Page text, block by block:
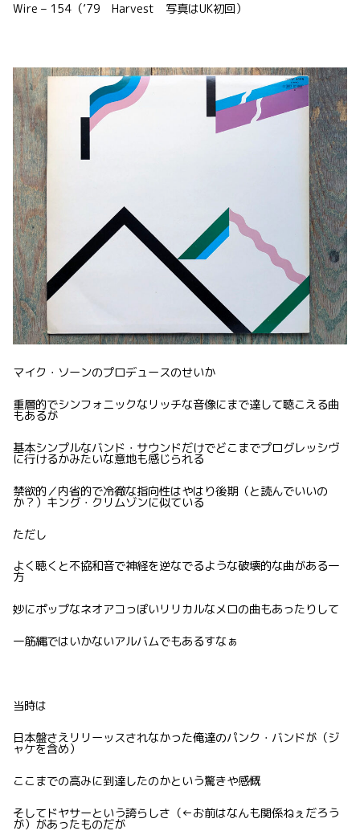
Wire – 154（’79 Harvest 写真はUK初回）
マイク・ソーンのプロデュースのせいか
重層的でシンフォニックなリッチな音像にまで達して聴こえる曲
もあるが
基本シンプルなバンド・サウンドだけでどこまでプログレッシヴ
に行けるかみたいな意地も感じられる
禁欲的／内省的で冷徹な指向性はやはり後期（と読んでいいの
か？）キング・クリムゾンに似ている
ただし
よく聴くと不協和音で神経を逆なでるような破壊的な曲がある一
方
妙にポップなネオアコっぽいリリカルなメロの曲もあったりして
一筋縄ではいかないアルバムでもあるすなぁ
当時は
日本盤さえリリーッスされなかった俺達のパンク・バンドが（ジ
ャケを含め）
ここまでの高みに到達したのかという驚きや感慨
そしてドヤサーという誇らしさ（←お前はなんも関係ねぇだろう
が）があったものだが